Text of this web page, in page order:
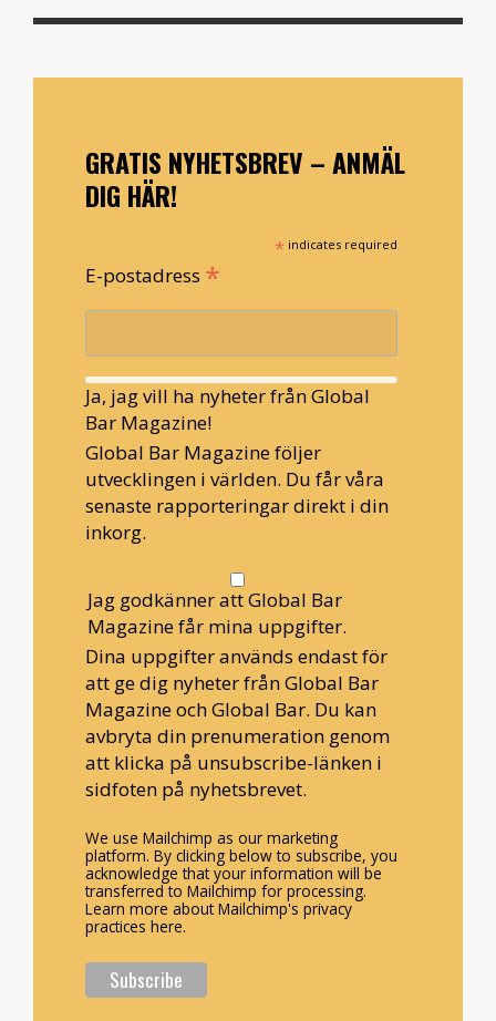
GRATIS NYHETSBREV – ANMÄL
DIG HÄR!
* indicates required
E-postadress *
Ja, jag vill ha nyheter från Global
Bar Magazine!
Global Bar Magazine följer
utvecklingen i världen. Du får våra
senaste rapporteringar direkt i din
inkorg.
Jag godkänner att Global Bar
Magazine får mina uppgifter.
Dina uppgifter används endast för
att ge dig nyheter från Global Bar
Magazine och Global Bar. Du kan
avbryta din prenumeration genom
att klicka på unsubscribe-länken i
sidfoten på nyhetsbrevet.
We use Mailchimp as our marketing
platform. By clicking below to subscribe, you
acknowledge that your information will be
transferred to Mailchimp for processing.
Learn more about Mailchimp's privacy
practices here.